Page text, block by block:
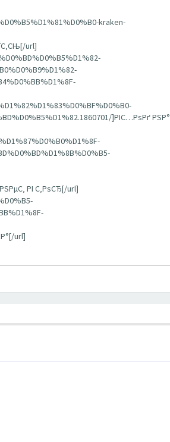
kraken-
url]
]РІС…РѕРґ РЅР°
РІ С‚РѕСЂ[/url]
url]